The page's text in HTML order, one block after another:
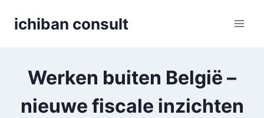
ichiban consult
Werken buiten België –
nieuwe fiscale inzichten